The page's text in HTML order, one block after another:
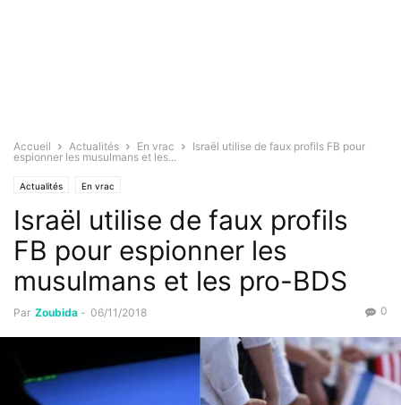
Accueil Actualités En vrac
Israël utilise de faux profils FB pour
espionner les musulmans et les...
Actualités En vrac
Israël utilise de faux profils
FB pour espionner les
musulmans et les pro-BDS
Par Zoubida - 06/11/2018 0